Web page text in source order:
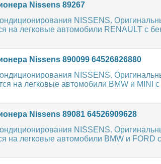
Nissens 89267
NISSENS.
на легковые автомобили RENAULT с
Nissens 890099 64526826880
NISSENS.
на легковые автомобили BMW и MINI
Nissens 89081 64526909628
NISSENS.
на легковые автомобили BMW и FORD